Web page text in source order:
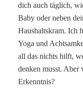
dich auch täglich,
Baby oder neben
Haushaltskram. Ich
Yoga und
all das nichts hilft,
denken musst. Aber
Erkenntnis?